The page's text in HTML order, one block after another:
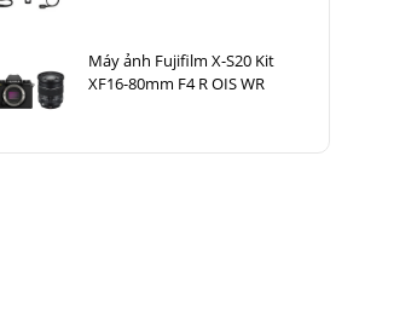
Máy ảnh Fujifilm X-S20 Kit
XF16-80mm F4 R OIS WR